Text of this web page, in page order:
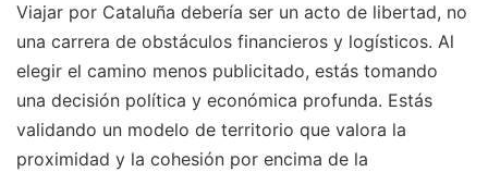
Viajar por Cataluña debería ser un acto de libertad, no
una carrera de obstáculos financieros y logísticos. Al
elegir el camino menos publicitado, estás tomando
una decisión política y económica profunda. Estás
validando un modelo de territorio que valora la
proximidad y la cohesión por encima de la